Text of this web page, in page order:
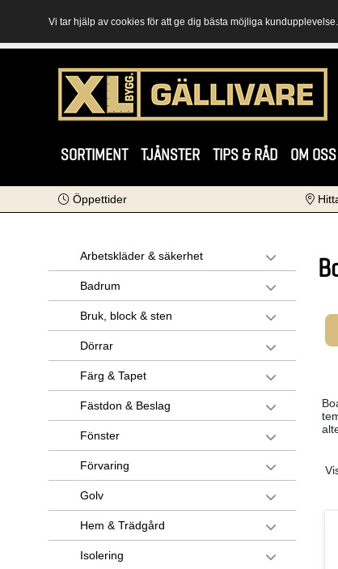
Vi tar hjälp av cookies för att ge dig bästa möjliga kundupplevelse.
SORTIMENT TJÄNSTER TIPS & RÅD OM OSS
Öppettider
Arbetskläder & säkerhet
Badrum
Bruk, block & sten
Dörrar
Färg & Tapet
Fästdon & Beslag
Fönster
Förvaring
Golv
Hem & Trädgård
Isolering